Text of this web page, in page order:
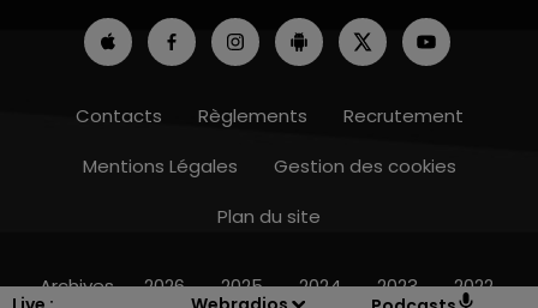
10h00 - 14h00
Contacts Règlements
Recrutement
Mentions Légales
Gestion des cookies
Plan du site
Archives 2026 2025 2024 2023 2022